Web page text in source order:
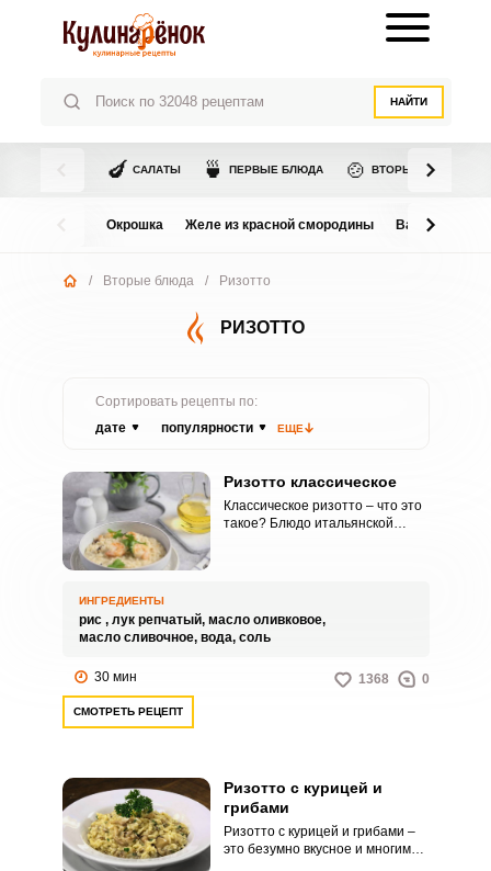
НАЙТИ
🍆 САЛАТЫ 🍵 ПЕРВЫЕ БЛЮДА 🍲 ВТОРЫЕ БЛЮДА
Окрошка Желе из красной смородины Варенье из
/ Вторые блюда / Ризотто
РИЗОТТО
Сортировать рецепты по:
дате
популярности ЕЩЕ
Ризотто классическое
Классическое ризотто – что это
такое? Блюдо итальянской
«классического» ризотто, а
рецептов наполнителей для
точки зрения, ризотто – жидкая
ИНГРЕДИЕНТЫ
рис , лук репчатый, масло оливковое,
масло сливочное, вода, соль
30 мин 1368 0
СМОТРЕТЬ РЕЦЕПТ
Ризотто с курицей и
грибами
Ризотто с курицей и грибами –
это безумно вкусное и многим